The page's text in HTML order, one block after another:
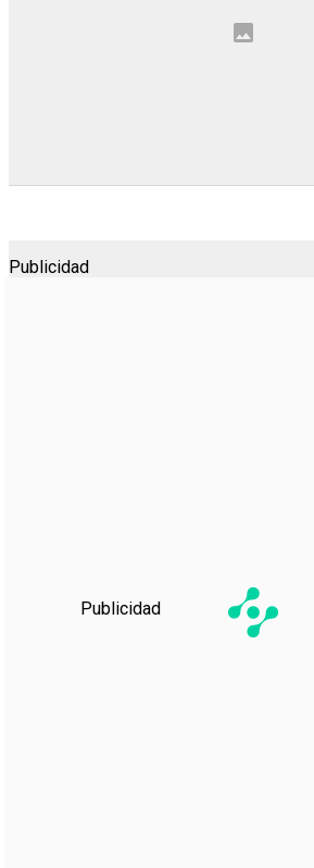
Publicidad
Publicidad